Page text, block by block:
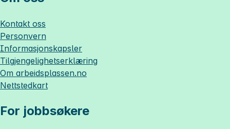
Kontakt oss
Personvern
Informasjonskapsler
Tilgjengelighetserklæring
Om arbeidsplassen.no
Nettstedkart
For jobbsøkere